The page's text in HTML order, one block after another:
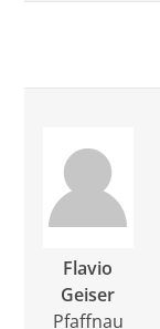
Flavio
Geiser
Pfaffnau